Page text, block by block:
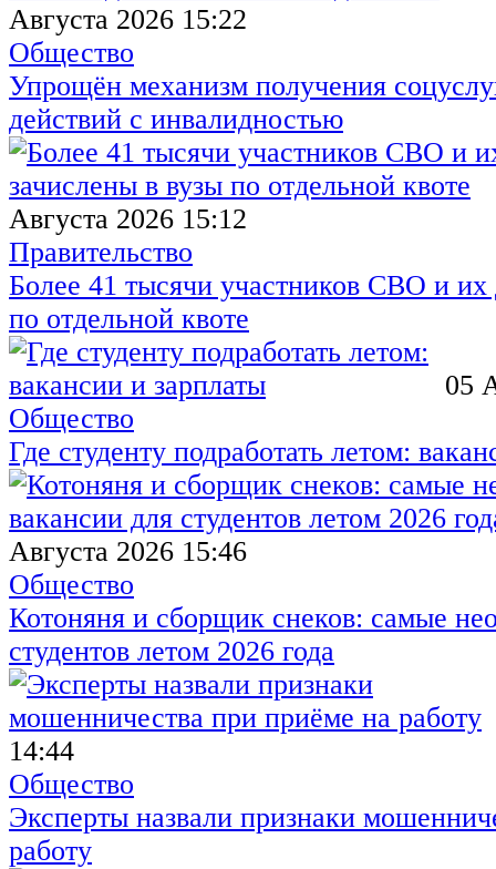
Августа 2026 15:22
Общество
Упрощён механизм получения
действий с инвалидностью
Августа 2026 15:12
Правительство
Более 41 тысячи участников СВО и их
по отдельной квоте
05
Общество
Где студенту подработать летом:
Августа 2026 15:46
Общество
Котоняня и сборщик снеков: самые
студентов летом 2026 года
14:44
Общество
Эксперты назвали признаки
работу